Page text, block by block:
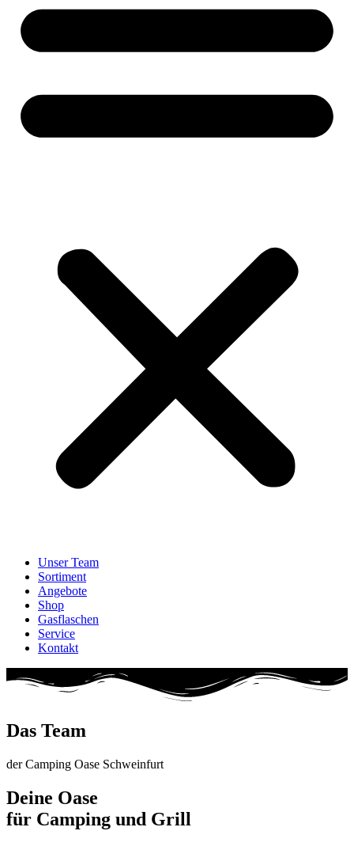
Unser Team
Sortiment
Angebote
Shop
Gasflaschen
Service
Kontakt
Das Team
der Camping Oase Schweinfurt
Deine Oase
für Camping und Grill